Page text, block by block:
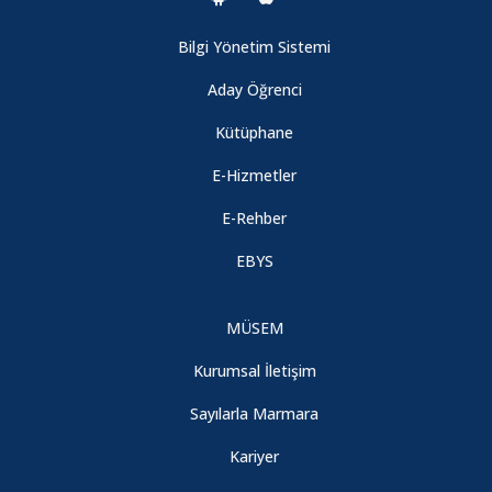
Filipinler, Bangsamoro Özerk Yönetimi Yüksek Öğretim
Akademisi Genel Sekreteri Hamida Moharam Enstitümüzü
Dr. Hasan Korkut'a bir nezaket ziyaretinde bulunmuştur.
"İsrail Terörü ve Gazze'de Ablukayı Delmek: Sumud Filosu,
Orta Doğu Ülkeleri Hukuk Sistemleri Anabilim Dalı tarafından
Bilgi Yönetim Sistemi
Aday Öğrenci
Kütüphane
E-Hizmetler
E-Rehber
EBYS
MÜSEM
Kurumsal İletişim
Sayılarla Marmara
Kariyer